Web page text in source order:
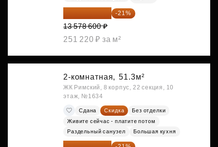
10 727 094 ₽ -21%
13 578 600 ₽
251 220 ₽ за м²
2-комнатная, 51.3м²
ЖК Римский, 8 корпус, 22 секция, 10
этаж, №1634
Сдана Скидка
Без отделки
Живите сейчас - платите потом
Раздельный санузел
Большая кухня